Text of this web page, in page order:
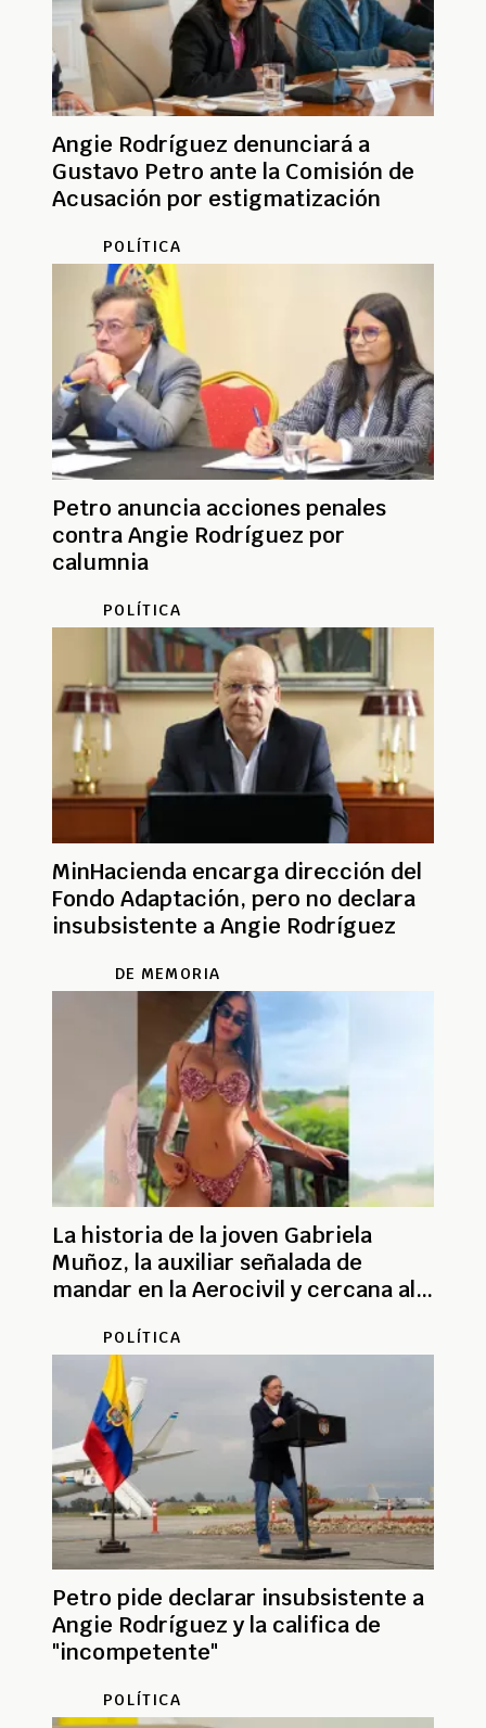
Angie Rodríguez denunciará a
Gustavo Petro ante la Comisión de
Acusación por estigmatización
POLÍTICA
Petro anuncia acciones penales
contra Angie Rodríguez por
calumnia
POLÍTICA
MinHacienda encarga dirección del
Fondo Adaptación, pero no declara
insubsistente a Angie Rodríguez
DE MEMORIA
La historia de la joven Gabriela
Muñoz, la auxiliar señalada de
mandar en la Aerocivil y cercana al
POLÍTICA
Petro pide declarar insubsistente a
Angie Rodríguez y la califica de
"incompetente"
POLÍTICA